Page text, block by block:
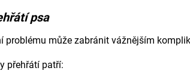
psa
problému může zabránit vážnějším
přehřátí patří: